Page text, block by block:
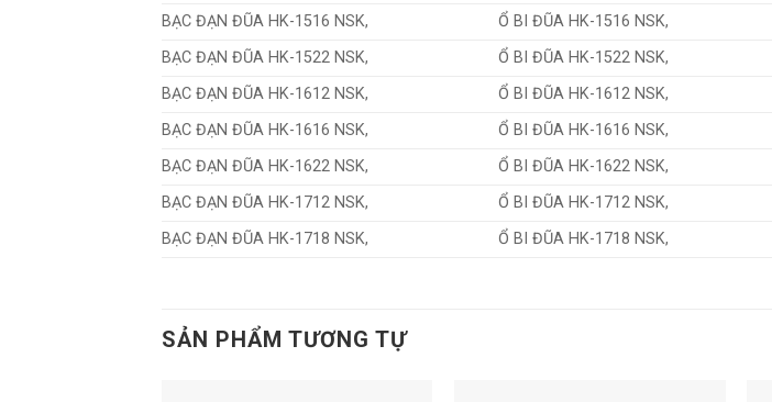
BẠC ĐẠN ĐŨA HK-1516 NSK,
Ổ BI ĐŨA HK-1516 NSK,
BẠC ĐẠN ĐŨA HK-1522 NSK,
Ổ BI ĐŨA HK-1522 NSK,
BẠC ĐẠN ĐŨA HK-1612 NSK,
Ổ BI ĐŨA HK-1612 NSK,
BẠC ĐẠN ĐŨA HK-1616 NSK,
Ổ BI ĐŨA HK-1616 NSK,
BẠC ĐẠN ĐŨA HK-1622 NSK,
Ổ BI ĐŨA HK-1622 NSK,
BẠC ĐẠN ĐŨA HK-1712 NSK,
Ổ BI ĐŨA HK-1712 NSK,
BẠC ĐẠN ĐŨA HK-1718 NSK,
Ổ BI ĐŨA HK-1718 NSK,
SẢN PHẨM TƯƠNG TỰ